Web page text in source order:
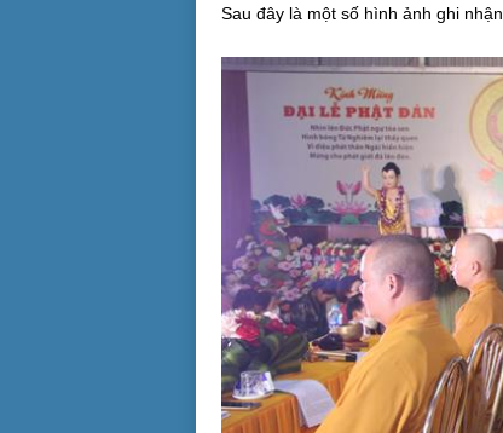
Sau đây là một số hình ảnh ghi nhận.